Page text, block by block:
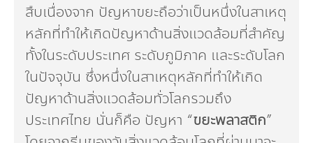
สืบเนื่องจาก ปัญหาขยะถือว่าเป็นหนึ่งในสาเหตุ
หลักที่ทำให้เกิดปัญหาด้านสิ่งแวดล้อมที่สำคัญ
ทั้งในระดับประเทศ ระดับภูมิภาค และระดับโลก
ในปัจจุบัน ซึ่งหนึ่งในสาเหตุหลักที่ทำให้เกิด
ปัญหาด้านสิ่งแวดล้อมทั่วโลกรวมถึง
ประเทศไทย นั่นก็คือ ปัญหา “ขยะพลาสติก”